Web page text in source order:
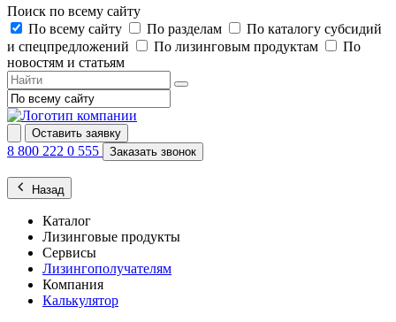
Поиск по всему сайту
По всему сайту
По разделам
По каталогу субсидий
и спецпредложений
По лизинговым продуктам
По
новостям и статьям
Оставить заявку
8 800 222 0 555 Заказать звонок
Назад
Каталог
Лизинговые продукты
Сервисы
Лизингополучателям
Компания
Калькулятор